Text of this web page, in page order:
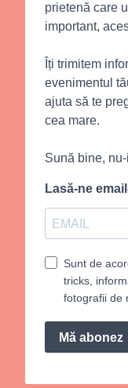
prietenă care
important,
Îți trimitem
evenimentul
ajuta să te
cea mare.
Sună bine,
Lasă-ne
Sunt de
tricks,
fotografii de
Mă abonez